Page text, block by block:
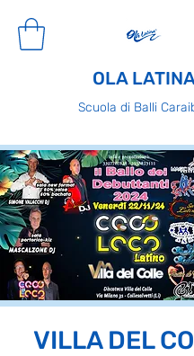
OLA
Scuola di Balli
VILLA DEL